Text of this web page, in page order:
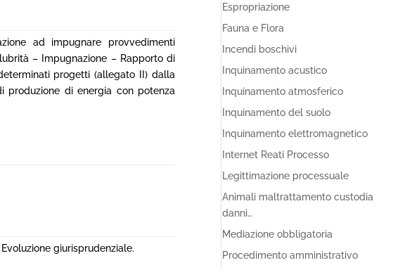
ad impugnare provvedimenti
– Impugnazione – Rapporto di
progetti (allegato II) dalla
produzione di energia con potenza
giurisprudenziale.
Espropriazione
Fauna e Flora
Incendi boschivi
Inquinamento acustico
Inquinamento atmosferico
Inquinamento del suolo
Inquinamento elettromagnetico
Internet Reati Processo
Legittimazione processuale
Animali maltrattamento custodia
danni…
Mediazione obbligatoria
Procedimento amministrativo